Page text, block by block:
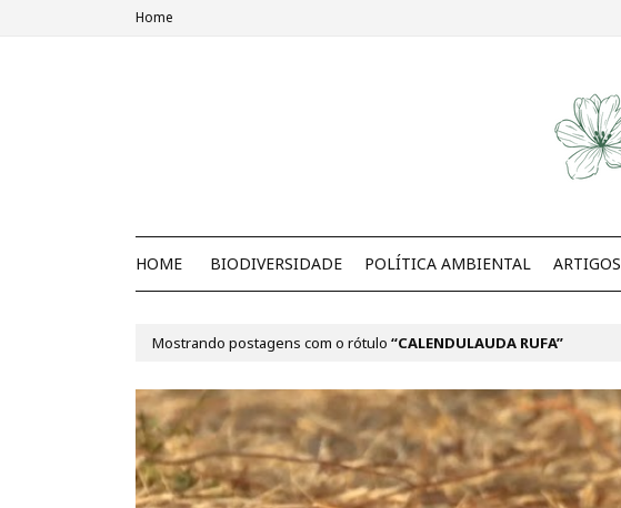
Home
HOME BIODIVERSIDADE POLÍTICA AMBIENTAL ARTIGOS
Mostrando postagens com o rótulo CALENDULAUDA RUFA